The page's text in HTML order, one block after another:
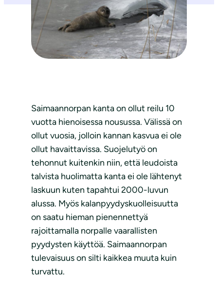
Saimaannorpan kanta on ollut reilu 10
vuotta hienoisessa nousussa. Välissä on
ollut vuosia, jolloin kannan kasvua ei ole
ollut havaittavissa. Suojelutyö on
tehonnut kuitenkin niin, että leudoista
talvista huolimatta kanta ei ole lähtenyt
laskuun kuten tapahtui 2000-luvun
alussa. Myös kalanpyydyskuolleisuutta
on saatu hieman pienennettyä
rajoittamalla norpalle vaarallisten
pyydysten käyttöä. Saimaannorpan
tulevaisuus on silti kaikkea muuta kuin
turvattu.